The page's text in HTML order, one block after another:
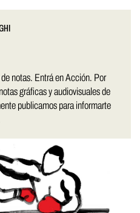
notas. Entrá en Acción. Por
gráficas y audiovisuales de
publicamos para informarte